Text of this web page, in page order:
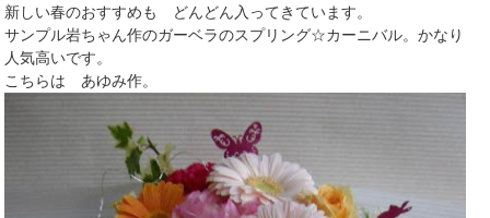
新しい春のおすすめも どんどん入ってきています。
サンプル岩ちゃん作のガーベラのスプリング☆カーニバル。かなり
人気高いです。
こちらは あゆみ作。